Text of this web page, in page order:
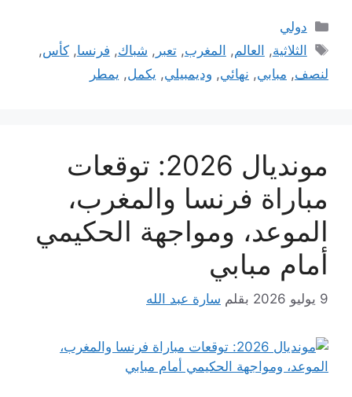
التصنيفات
دولي
الوسوم
الثلاثية, العالم, المغرب,تعبر , شباك, فرنسا,كأس,
لنصف, مبابي, نهائي, وديمبيلي, يكمل, يمطر
مونديال 2026: توقعات
مباراة فرنسا والمغرب،
الموعد، ومواجهة الحكيمي
أمام مبابي
9 يوليو 2026 بقلم سارة عبد الله